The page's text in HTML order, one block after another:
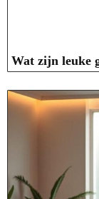
Wat zijn leuke